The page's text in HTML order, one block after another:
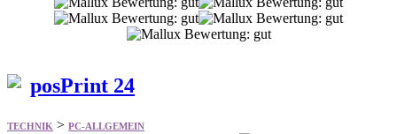
posPrint 24
TECHNIK > PC-ALLGEMEIN